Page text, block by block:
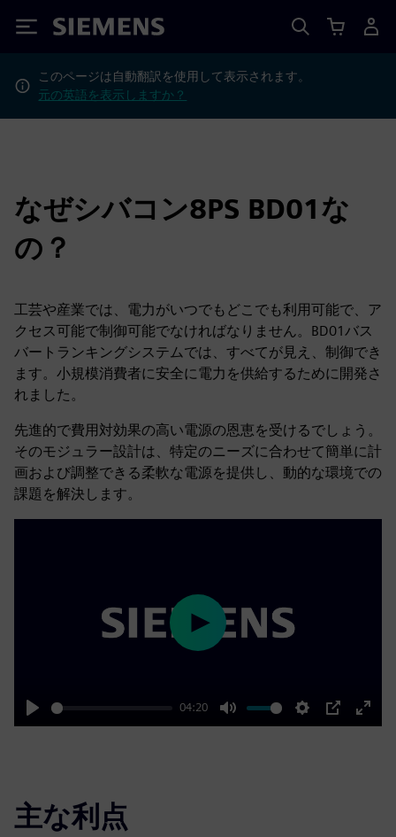
Siemens
このページは自動翻訳を使用して表示されます。
元の英語を表示しますか？
なぜシバコン8PS BD01な
の？
工芸や産業では、電力がいつでもどこでも利用可能で、ア
クセス可能で制御可能でなければなりません。BD01バス
バートランキングシステムでは、すべてが見え、制御でき
ます。小規模消費者に安全に電力を供給するために開発さ
れました。
先進的で費用対効果の高い電源の恩恵を受けるでしょう。
そのモジュラー設計は、特定のニーズに合わせて簡単に計
画および調整できる柔軟な電源を提供し、動的な環境での
課題を解決します。
Play
04:20
Mute Settings
PIP
Enter
Play
主な利点